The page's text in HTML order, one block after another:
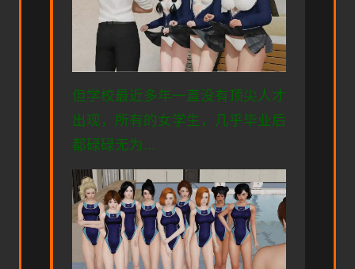
但学校最近多年一直没有顶尖人才
出现，所有的女学生，几乎毕业后
都碌碌无为...